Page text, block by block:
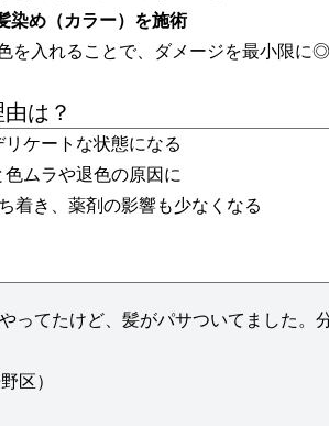
染め（カラー）を施術
を入れることで、ダメージを最小限に◎
は？
リケートな状態になる
色ムラや退色の原因に
着き、薬剤の影響も少なくなる
やってたけど、髪がパサついてました
区）